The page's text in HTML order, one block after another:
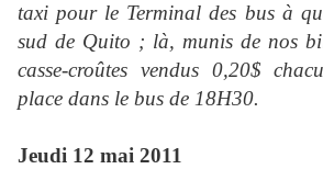
taxi pour le Terminal des bus à
sud de Quito ; là, munis de nos
casse-croûtes vendus 0,20$
place dans le bus de 18H30.
Jeudi 12 mai 2011